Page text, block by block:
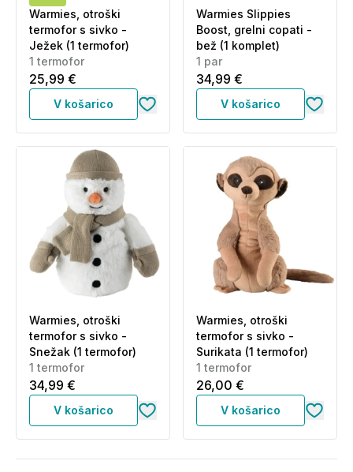
Warmies, otroški
termofor s sivko -
Ježek (1 termofor)
1 termofor
25,99 €
V košarico
Warmies Slippies
Boost, grelni copati -
bež (1 komplet)
1 par
34,99 €
V košarico
Warmies, otroški
termofor s sivko -
Snežak (1 termofor)
1 termofor
34,99 €
V košarico
Warmies, otroški
termofor s sivko -
Surikata (1 termofor)
1 termofor
26,00 €
V košarico